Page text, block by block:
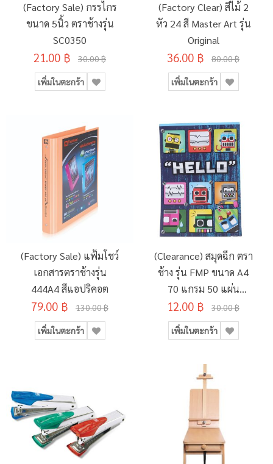
(Factory Sale) กรรไกร
ขนาด 5นิ้ว ตราช้างรุ่น
SC0350
21.00 ฿ 30.00 ฿
เพิ่มในตะกร้า
(Factory Clear) สีไม้ 2
หัว 24 สี Master Art รุ่น
Original
36.00 ฿ 80.00 ฿
เพิ่มในตะกร้า
(Factory Sale) แฟ้มโชว์
เอกสารตราช้างรุ่น
444A4 สีแอปริคอต
79.00 ฿ 130.00 ฿
เพิ่มในตะกร้า
(Clearance) สมุดฉีก ตรา
ช้าง รุ่น FMP ขนาด A4
70 แกรม 50 แผ่น
(SD134495)
12.00 ฿ 30.00 ฿
เพิ่มในตะกร้า